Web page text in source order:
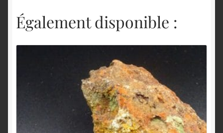
Également disponible :